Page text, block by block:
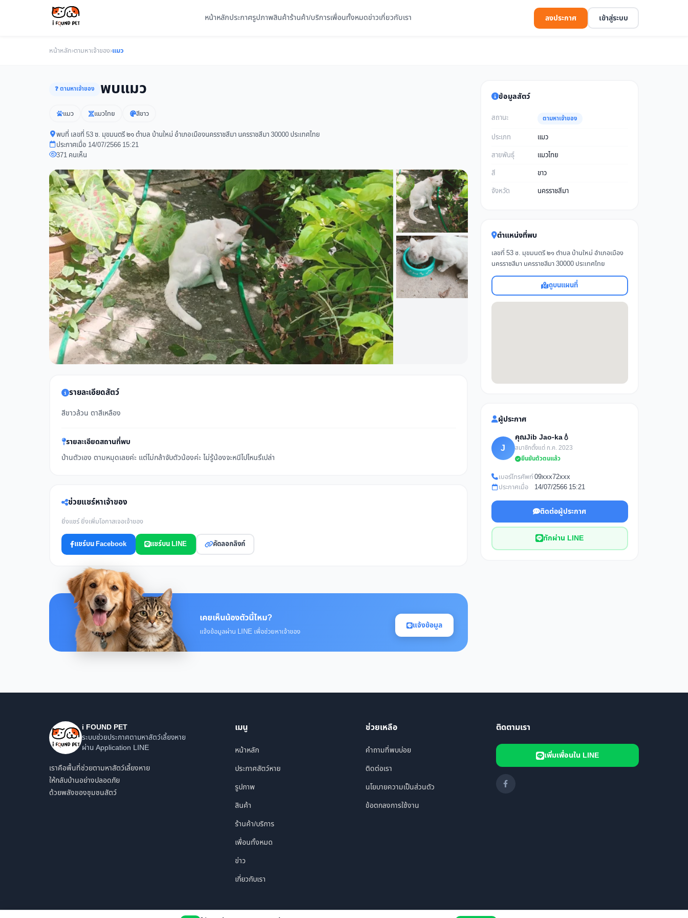
หน้าหลักประกาศรูปภาพสินค้าร้านค้า/บริการเพื่อนทั้งหมดข่าวเกี่ยวกับเรา ลงประกาศ เข้าสู่ระบบ
หน้าหลัก›ตามหาเจ้าของ›แมว
❓ ตามหาเจ้าของ พบแมว
แมว แมวไทย สีขาว
พบที่ เลขที่ 53 ซ. มุขมนตรี ๒๑ ตำบล บ้านใหม่ อำเภอเมืองนครราชสีมา นครราชสีมา 30000 ประเทศไทย
ประกาศเมื่อ 14/07/2566 15:21
371 คนเห็น
รายละเอียดสัตว์
สีขาวล้วน ตาสีเหลือง
รายละเอียดสถานที่พบ
บ้านตัวเอง ตามหมุดเลยค่ะ แต่ไม่กล้าจับตัวน้องค่ะ ไม่รู้น้องจะหนีไปไหนรึเปล่า
ช่วยแชร์หาเจ้าของ
ยิ่งแชร์ ยิ่งเพิ่มโอกาสเจอเจ้าของ
แชร์บน Facebook แชร์บน LINE คัดลอกลิงก์
เคยเห็นน้องตัวนี้ไหม?
แจ้งข้อมูลผ่าน LINE เพื่อช่วยหาเจ้าของ
แจ้งข้อมูล
ข้อมูลสัตว์
สถานะ ตามหาเจ้าของ
ประเภท
แมว
สายพันธุ์
แมวไทย
สี
ขาว
จังหวัด
นครราชสีมา
ตำแหน่งที่พบ
เลขที่ 53 ซ. มุขมนตรี ๒๑ ตำบล บ้านใหม่ อำเภอเมือง
นครราชสีมา นครราชสีมา 30000 ประเทศไทย
ดูบนแผนที่
ผู้ประกาศ
J
คุณJib Jao-ka💧
สมาชิกตั้งแต่ ก.ค. 2023
ยืนยันตัวตนแล้ว
เบอร์โทรศัพท์09xxx72xxx
ประกาศเมื่อ
14/07/2566 15:21
ติดต่อผู้ประกาศ
ทักผ่าน LINE
i FOUND PET
ระบบช่วยประกาศตามหาสัตว์เลี้ยงหาย
ผ่าน Application LINE
เราคือพื้นที่ช่วยตามหาสัตว์เลี้ยงหาย
ให้กลับบ้านอย่างปลอดภัย
ด้วยพลังของชุมชนสัตว์
เมนู
หน้าหลัก
ประกาศสัตว์หาย
รูปภาพ
สินค้า
ร้านค้า/บริการ
เพื่อนทั้งหมด
ข่าว
เกี่ยวกับเรา
ช่วยเหลือ
คำถามที่พบบ่อย
ติดต่อเรา
นโยบายความเป็นส่วนตัว
ข้อตกลงการใช้งาน
ติดตามเรา
เพิ่มเพื่อนใน LINE